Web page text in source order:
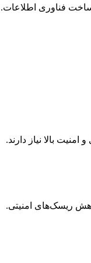
فناوری اطلاعات.
بالا نیاز دارند.
ریسک‌های امنیتی.